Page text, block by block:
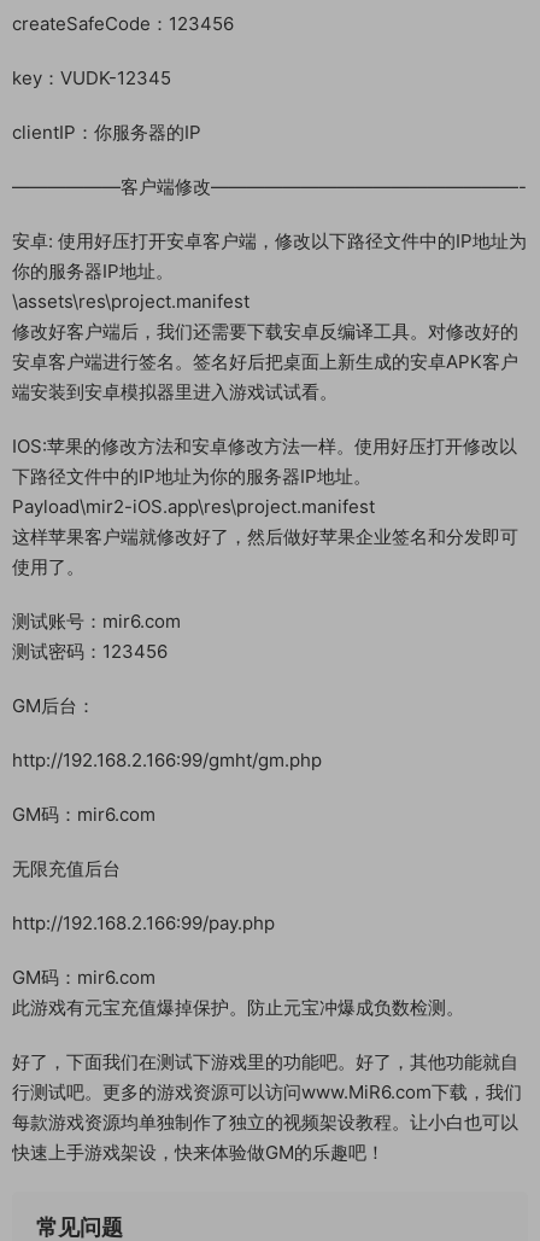
createSafeCode：123456
key：VUDK-12345
clientIP：你服务器的IP
——————客户端修改—————————————————-
安卓: 使用好压打开安卓客户端，修改以下路径文件中的IP地址为
你的服务器IP地址。
\assets\res\project.manifest
修改好客户端后，我们还需要下载安卓反编译工具。对修改好的
安卓客户端进行签名。签名好后把桌面上新生成的安卓APK客户
端安装到安卓模拟器里进入游戏试试看。
IOS:苹果的修改方法和安卓修改方法一样。使用好压打开修改以
下路径文件中的IP地址为你的服务器IP地址。
Payload\mir2-iOS.app\res\project.manifest
这样苹果客户端就修改好了，然后做好苹果企业签名和分发即可
使用了。
测试账号：mir6.com
测试密码：123456
GM后台：
http://192.168.2.166:99/gmht/gm.php
GM码：mir6.com
无限充值后台
http://192.168.2.166:99/pay.php
GM码：mir6.com
此游戏有元宝充值爆掉保护。防止元宝冲爆成负数检测。
好了，下面我们在测试下游戏里的功能吧。好了，其他功能就自
行测试吧。更多的游戏资源可以访问www.MiR6.com下载，我们
每款游戏资源均单独制作了独立的视频架设教程。让小白也可以
快速上手游戏架设，快来体验做GM的乐趣吧！
常见问题